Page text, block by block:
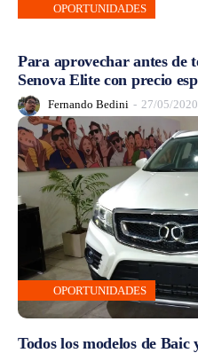
OPORTUNIDADES
Para aprovechar antes de
Senova Elite con precio
Fernando Bedini - 27/05/2020
OPORTUNIDADES
Todos los modelos de